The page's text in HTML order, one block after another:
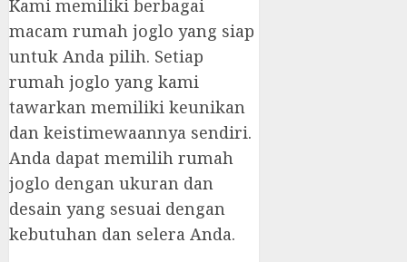
Kami memiliki berbagai
macam rumah joglo yang siap
untuk Anda pilih. Setiap
rumah joglo yang kami
tawarkan memiliki keunikan
dan keistimewaannya sendiri.
Anda dapat memilih rumah
joglo dengan ukuran dan
desain yang sesuai dengan
kebutuhan dan selera Anda.